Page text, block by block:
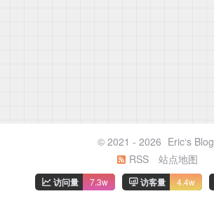
© 2021 - 2026 Eric‘s Blog
RSS
站点地图
访问量 7.3w 访客量 4.4w